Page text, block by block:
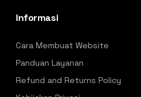
Informasi
Cara Membuat Website
Panduan Layanan
Refund and Returns Policy